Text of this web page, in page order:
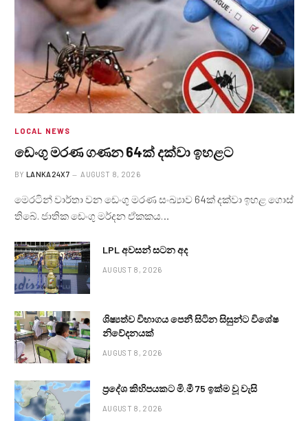
LOCAL NEWS
ඩෙංගු මරණ ගණන 64ක් දක්වා ඉහළට
BY LANKA24X7 AUGUST 8, 2026
මෙරටින් වාර්තා වන ඩෙංගු මරණ සංඛ්‍යාව 64ක් දක්වා ඉහළ ගොස්
තිබේ. ජාතික ඩෙංගු මර්දන ඒකකය…
LPL අවසන් සටන අද
AUGUST 8, 2026
ශිෂ්‍යත්ව විභාගය පෙනී සිටින සිසුන්ට විශේෂ
නිවේදනයක්
AUGUST 8, 2026
ප්‍රදේශ කිහිපයකට මි.මී 75 ඉක්ම වූ වැසි
AUGUST 8, 2026